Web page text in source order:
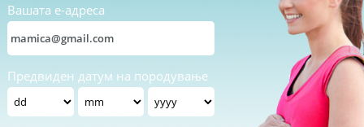
Вашата е-адреса
Предвиден датум на породување